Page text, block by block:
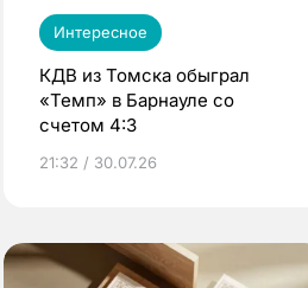
Интересное
КДВ из Томска обыграл
«Темп» в Барнауле со
счетом 4:3
21:32 / 30.07.26